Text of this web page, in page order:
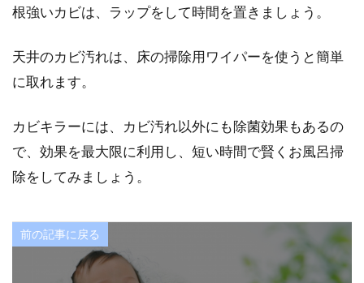
根強いカビは、ラップをして時間を置きましょう。
天井のカビ汚れは、床の掃除用ワイパーを使うと簡単
に取れます。
カビキラーには、カビ汚れ以外にも除菌効果もあるの
で、効果を最大限に利用し、短い時間で賢くお風呂掃
除をしてみましょう。
前の記事に戻る